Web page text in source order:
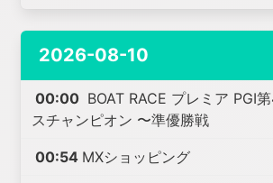
2026-08-10
00:00 BOAT RACE プレミア PGI
スチャンピオン 〜準優勝戦
00:54 MXショッピング